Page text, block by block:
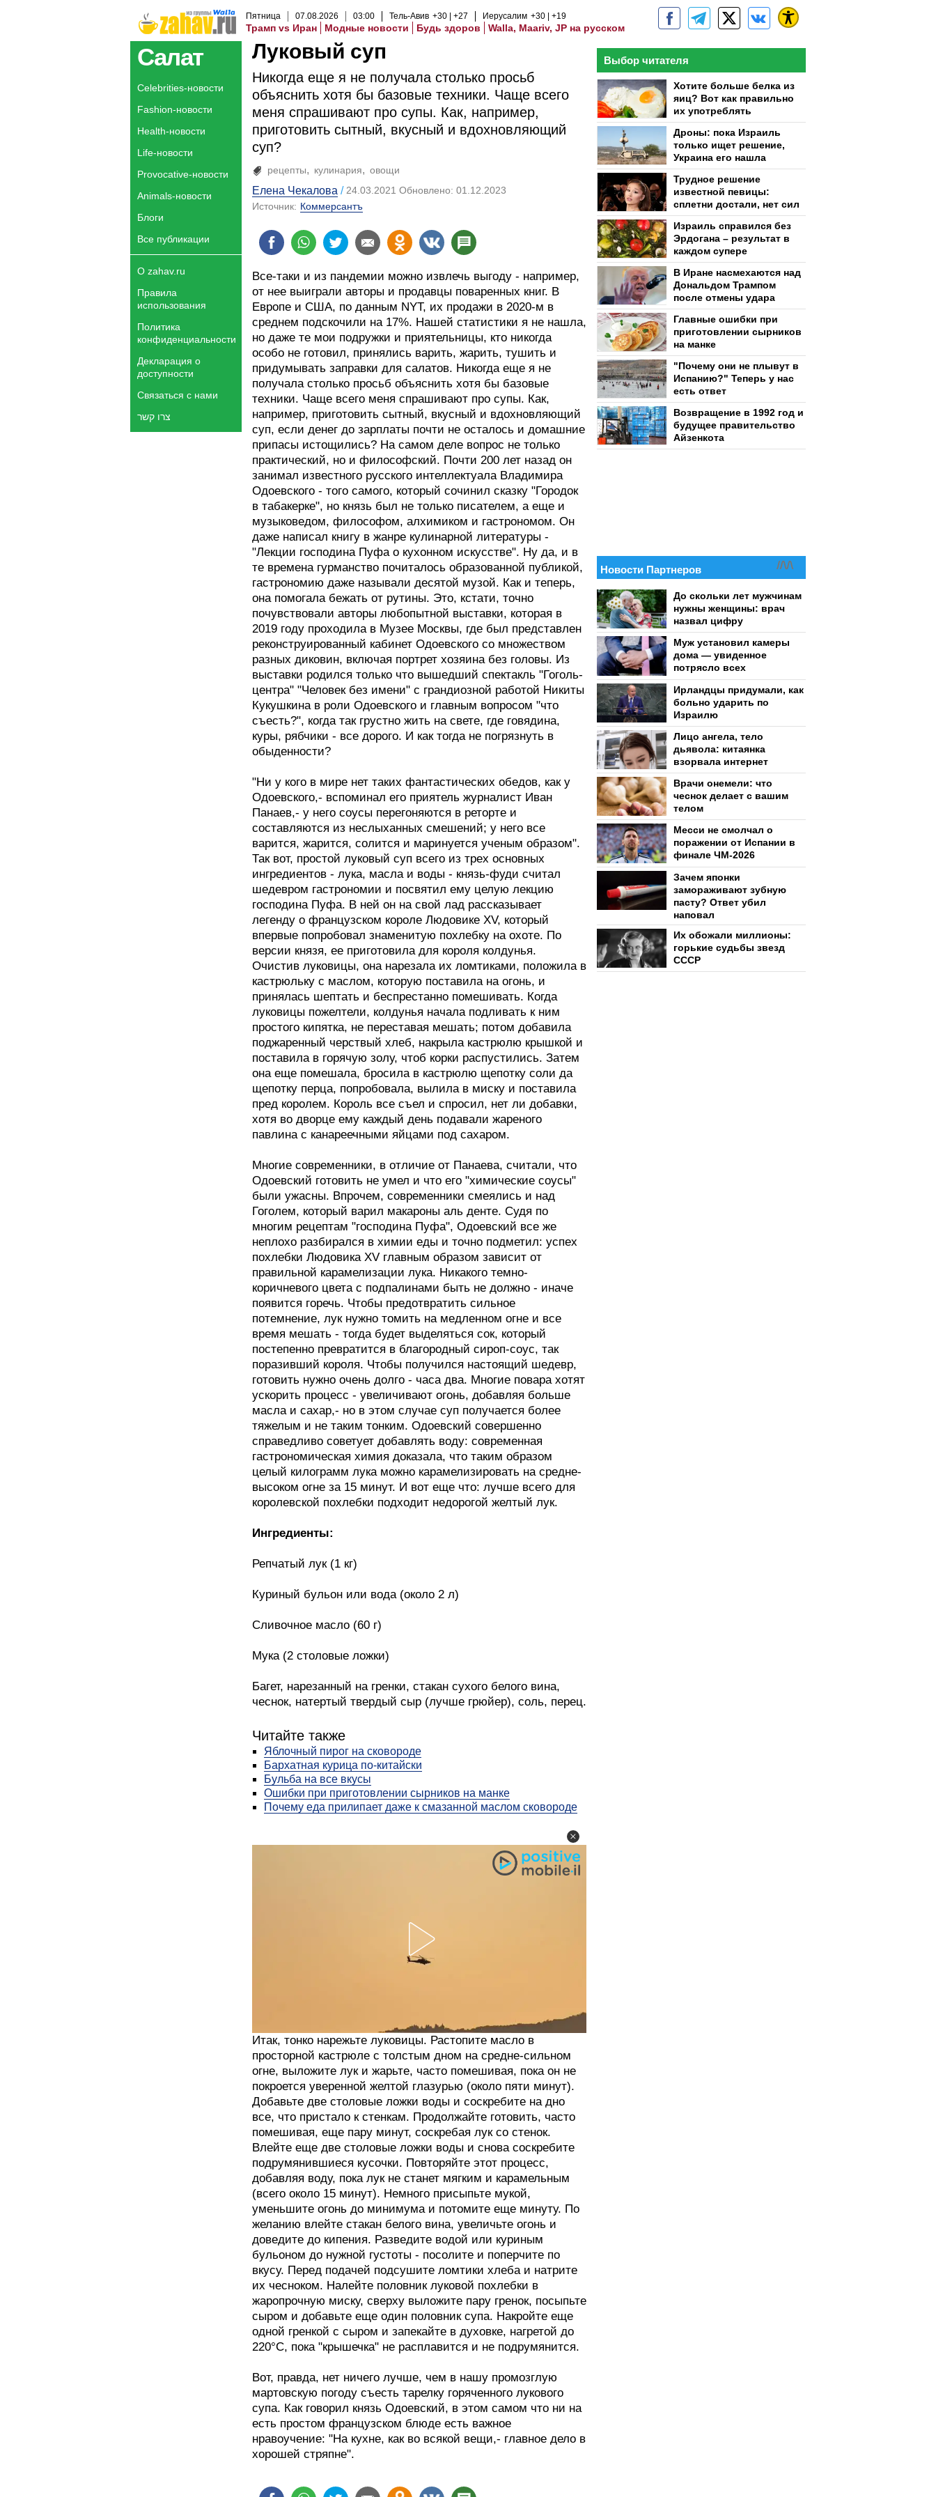
Пятница 07.08.2026 03:00 Тель-Авив +30 +27 Иерусалим +30 +19
Трамп vs Иран Модные новости Будь здоров Walla, Maariv, JP на русском
Салат
Celebrities-новости
Fashion-новости
Health-новости
Life-новости
Provocative-новости
Animals-новости
Блоги
Все публикации
О zahav.ru
Правила
использования
Политика
конфиденциальности
Декларация о
доступности
Связаться с нами
צרו קשר
Луковый суп
Никогда еще я не получала столько просьб
объяснить хотя бы базовые техники. Чаще всего
меня спрашивают про супы. Как, например,
приготовить сытный, вкусный и вдохновляющий
суп?
рецепты кулинария овощи
Елена Чекалова
24.03.2021 Обновлено: 01.12.2023
Источник: Коммерсантъ
Все-таки и из пандемии можно извлечь выгоду - например,
от нее выиграли авторы и продавцы поваренных книг. В
Европе и США, по данным NYT, их продажи в 2020-м в
среднем подскочили на 17%. Нашей статистики я не нашла,
но даже те мои подружки и приятельницы, кто никогда
особо не готовил, принялись варить, жарить, тушить и
придумывать заправки для салатов. Никогда еще я не
получала столько просьб объяснить хотя бы базовые
техники. Чаще всего меня спрашивают про супы. Как,
например, приготовить сытный, вкусный и вдохновляющий
суп, если денег до зарплаты почти не осталось и домашние
припасы истощились? На самом деле вопрос не только
практический, но и философский. Почти 200 лет назад он
занимал известного русского интеллектуала Владимира
Одоевского - того самого, который сочинил сказку "Городок
в табакерке", но князь был не только писателем, а еще и
музыковедом, философом, алхимиком и гастрономом. Он
даже написал книгу в жанре кулинарной литературы -
"Лекции господина Пуфа о кухонном искусстве". Ну да, и в
те времена гурманство почиталось образованной публикой,
гастрономию даже называли десятой музой. Как и теперь,
она помогала бежать от рутины. Это, кстати, точно
почувствовали авторы любопытной выставки, которая в
2019 году проходила в Музее Москвы, где был представлен
реконструированный кабинет Одоевского со множеством
разных диковин, включая портрет хозяина без головы. Из
выставки родился только что вышедший спектакль "Гоголь-
центра" "Человек без имени" с грандиозной работой Никиты
Кукушкина в роли Одоевского и главным вопросом "что
съесть?", когда так грустно жить на свете, где говядина,
куры, рябчики - все дорого. И как тогда не погрязнуть в
обыденности?
"Ни у кого в мире нет таких фантастических обедов, как у
Одоевского,- вспоминал его приятель журналист Иван
Панаев,- у него соусы перегоняются в реторте и
составляются из неслыханных смешений; у него все
варится, жарится, солится и маринуется ученым образом".
Так вот, простой луковый суп всего из трех основных
ингредиентов - лука, масла и воды - князь-фуди считал
шедевром гастрономии и посвятил ему целую лекцию
господина Пуфа. В ней он на свой лад рассказывает
легенду о французском короле Людовике XV, который
впервые попробовал знаменитую похлебку на охоте. По
версии князя, ее приготовила для короля колдунья.
Очистив луковицы, она нарезала их ломтиками, положила в
кастрюльку с маслом, которую поставила на огонь, и
принялась шептать и беспрестанно помешивать. Когда
луковицы пожелтели, колдунья начала подливать к ним
простого кипятка, не переставая мешать; потом добавила
поджаренный черствый хлеб, накрыла кастрюлю крышкой и
поставила в горячую золу, чтоб корки распустились. Затем
она еще помешала, бросила в кастрюлю щепотку соли да
щепотку перца, попробовала, вылила в миску и поставила
пред королем. Король все съел и спросил, нет ли добавки,
хотя во дворце ему каждый день подавали жареного
павлина с канареечными яйцами под сахаром.
Многие современники, в отличие от Панаева, считали, что
Одоевский готовить не умел и что его "химические соусы"
были ужасны. Впрочем, современники смеялись и над
Гоголем, который варил макароны аль денте. Судя по
многим рецептам "господина Пуфа", Одоевский все же
неплохо разбирался в химии еды и точно подметил: успех
похлебки Людовика XV главным образом зависит от
правильной карамелизации лука. Никакого темно-
коричневого цвета с подпалинами быть не должно - иначе
появится горечь. Чтобы предотвратить сильное
потемнение, лук нужно томить на медленном огне и все
время мешать - тогда будет выделяться сок, который
постепенно превратится в благородный сироп-соус, так
поразивший короля. Чтобы получился настоящий шедевр,
готовить нужно очень долго - часа два. Многие повара хотят
ускорить процесс - увеличивают огонь, добавляя больше
масла и сахар,- но в этом случае суп получается более
тяжелым и не таким тонким. Одоевский совершенно
справедливо советует добавлять воду: современная
гастрономическая химия доказала, что таким образом
целый килограмм лука можно карамелизировать на средне-
высоком огне за 15 минут. И вот еще что: лучше всего для
королевской похлебки подходит недорогой желтый лук.
Ингредиенты:
Репчатый лук (1 кг)
Куриный бульон или вода (около 2 л)
Сливочное масло (60 г)
Мука (2 столовые ложки)
Багет, нарезанный на гренки, стакан сухого белого вина,
чеснок, натертый твердый сыр (лучше грюйер), соль, перец.
Читайте также
Яблочный пирог на сковороде
Бархатная курица по-китайски
Бульба на все вкусы
Ошибки при приготовлении сырников на манке
Почему еда прилипает даже к смазанной маслом сковороде
Итак, тонко нарежьте луковицы. Растопите масло в
просторной кастрюле с толстым дном на средне-сильном
огне, выложите лук и жарьте, часто помешивая, пока он не
покроется уверенной желтой глазурью (около пяти минут).
Добавьте две столовые ложки воды и соскребите на дно
все, что пристало к стенкам. Продолжайте готовить, часто
помешивая, еще пару минут, соскребая лук со стенок.
Влейте еще две столовые ложки воды и снова соскребите
подрумянившиеся кусочки. Повторяйте этот процесс,
добавляя воду, пока лук не станет мягким и карамельным
(всего около 15 минут). Немного присыпьте мукой,
уменьшите огонь до минимума и потомите еще минуту. По
желанию влейте стакан белого вина, увеличьте огонь и
доведите до кипения. Разведите водой или куриным
бульоном до нужной густоты - посолите и поперчите по
вкусу. Перед подачей подсушите ломтики хлеба и натрите
их чесноком. Налейте половник луковой похлебки в
жаропрочную миску, сверху выложите пару гренок, посыпьте
сыром и добавьте еще один половник супа. Накройте еще
одной гренкой с сыром и запекайте в духовке, нагретой до
220°С, пока "крышечка" не расплавится и не подрумянится.
Вот, правда, нет ничего лучше, чем в нашу промозглую
мартовскую погоду съесть тарелку горяченного лукового
супа. Как говорил князь Одоевский, в этом самом что ни на
есть простом французском блюде есть важное
нравоучение: "На кухне, как во всякой вещи,- главное дело в
хорошей стряпне".
Выбор читателя
Хотите больше белка из
яиц? Вот как правильно
их употреблять
Дроны: пока Израиль
только ищет решение,
Украина его нашла
Трудное решение
известной певицы:
сплетни достали, нет сил
Израиль справился без
Эрдогана – результат в
каждом супере
В Иране насмехаются над
Дональдом Трампом
после отмены удара
Главные ошибки при
приготовлении сырников
на манке
"Почему они не плывут в
Испанию?" Теперь у нас
есть ответ
Возвращение в 1992 год и
будущее правительство
Айзенкота